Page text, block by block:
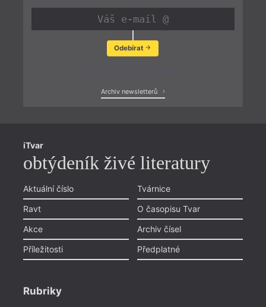
Odebírat
Archiv newsletterů
iTvar
obtýdeník živé literatury
Aktuální číslo
Ravt
Akce
Příležitosti
Tvárnice
O časopisu Tvar
Archiv čísel
Předplatné
Rubriky